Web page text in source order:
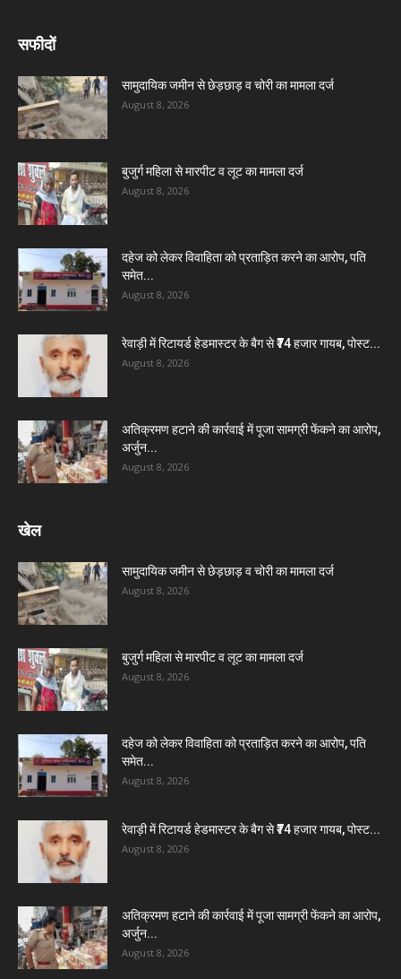
सफीदों
सामुदायिक जमीन से छेड़छाड़ व चोरी का मामला दर्ज
August 8, 2026
बुजुर्ग महिला से मारपीट व लूट का मामला दर्ज
August 8, 2026
दहेज को लेकर विवाहिता को प्रताड़ित करने का आरोप, पति
समेत...
August 8, 2026
रेवाड़ी में रिटायर्ड हेडमास्टर के बैग से ₹74 हजार गायब, पोस्ट...
August 8, 2026
अतिक्रमण हटाने की कार्रवाई में पूजा सामग्री फेंकने का आरोप,
अर्जुन...
August 8, 2026
खेल
सामुदायिक जमीन से छेड़छाड़ व चोरी का मामला दर्ज
August 8, 2026
बुजुर्ग महिला से मारपीट व लूट का मामला दर्ज
August 8, 2026
दहेज को लेकर विवाहिता को प्रताड़ित करने का आरोप, पति
समेत...
August 8, 2026
रेवाड़ी में रिटायर्ड हेडमास्टर के बैग से ₹74 हजार गायब, पोस्ट...
August 8, 2026
अतिक्रमण हटाने की कार्रवाई में पूजा सामग्री फेंकने का आरोप,
अर्जुन...
August 8, 2026